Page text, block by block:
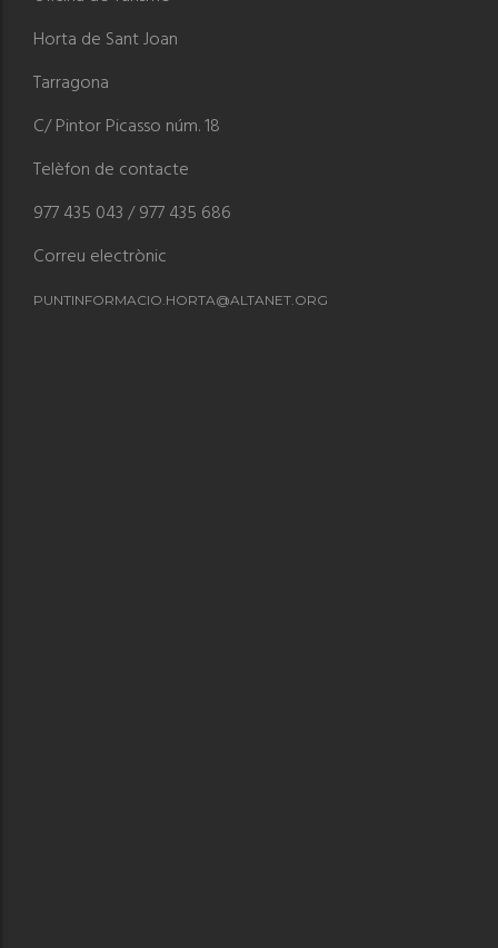
Horta de Sant Joan
Tarragona
C/ Pintor Picasso núm. 18
Telèfon de contacte
977 435 043 / 977 435 686
Correu electrònic
PUNTINFORMACIO.HORTA@ALTANET.ORG